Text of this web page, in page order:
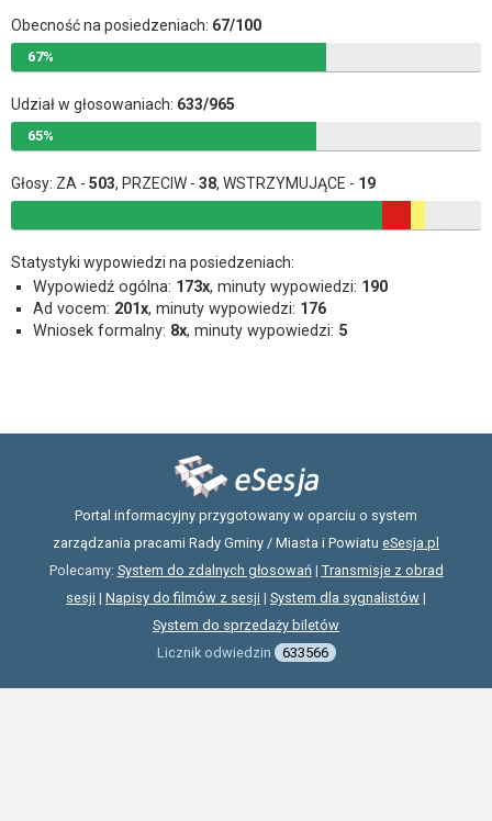
Obecność na posiedzeniach: 67/100
67%
Udział w głosowaniach: 633/965
65%
Głosy: ZA - 503, PRZECIW - 38, WSTRZYMUJĄCE - 19
Statystyki wypowiedzi na posiedzeniach:
Wypowiedź ogólna: 173x, minuty wypowiedzi: 190
Ad vocem: 201x, minuty wypowiedzi: 176
Wniosek formalny: 8x, minuty wypowiedzi: 5
Portal informacyjny przygotowany w oparciu o system
zarządzania pracami Rady Gminy / Miasta i Powiatu eSesja.pl
Polecamy: System do zdalnych głosowań| Transmisje z obrad
sesji | Napisy do filmów z sesji | System dla sygnalistów |
System do sprzedaży biletów
Licznik odwiedzin
633566